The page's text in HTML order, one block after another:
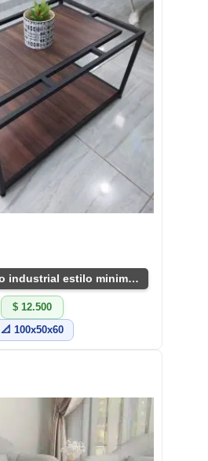
Mesa de centro industrial estilo minimalista
$ 12.500
📐 100x50x60